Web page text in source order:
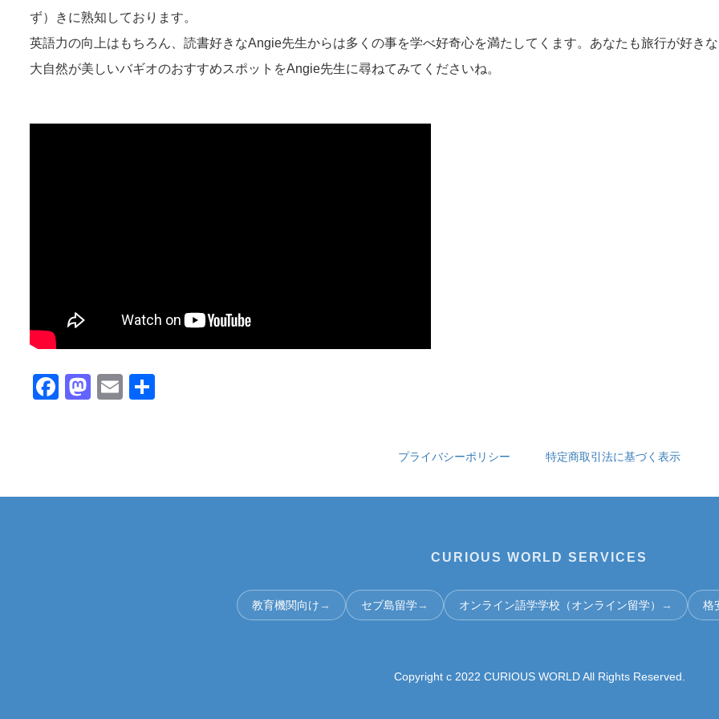
ず）きに熟知しております。
英語力の向上はもちろん、読書好きなAngie先生からは多くの事を学べ好奇心を満たしてくます。あなたも旅行が好きな
大自然が美しいバギオのおすすめスポットをAngie先生に尋ねてみてくださいね。
Facebook
Mastodon
Email
プライバシーポリシー 特定商取引法に基づく表示
CURIOUS WORLD SERVICES
教育機関向け → セブ島留学→ オンライン語学学校（オンライン留学） → 格
Copyright c 2022 CURIOUS WORLD All Rights Reserved.